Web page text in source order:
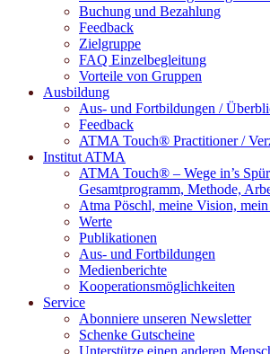
Buchung und Bezahlung
Feedback
Zielgruppe
FAQ Einzelbegleitung
Vorteile von Gruppen
Ausbildung
Aus- und Fortbildungen /
Feedback
ATMA Touch® Practitioner /
Institut ATMA
ATMA Touch® – Wege in’s
Gesamtprogramm, Methode,
Atma Pöschl, meine Vision,
Werte
Publikationen
Aus- und Fortbildungen
Medienberichte
Kooperationsmöglichkeiten
Service
Abonniere unseren Newsletter
Schenke Gutscheine
Unterstütze einen anderen